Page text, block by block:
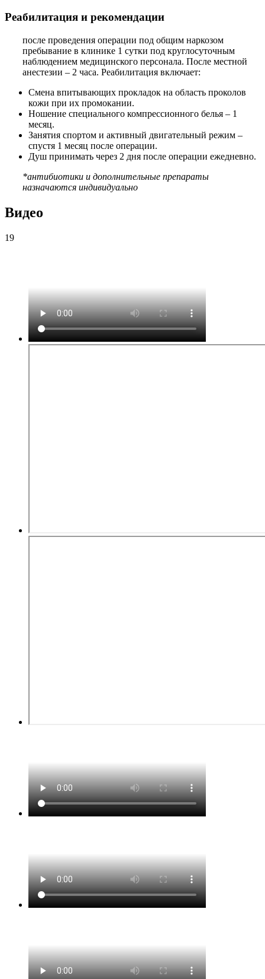
Реабилитация и рекомендации
после проведения операции под общим наркозом
пребывание в клинике 1 сутки под круглосуточным
наблюдением медицинского персонала. После местной
анестезии – 2 часа. Реабилитация включает:
Смена впитывающих прокладок на область проколов
кожи при их промокании.
Ношение специального компрессионного белья – 1
месяц.
Занятия спортом и активный двигательный режим –
спустя 1 месяц после операции.
Душ принимать через 2 дня после операции ежедневно.
*антибиотики и дополнительные препараты
назначаются индивидуально
Видео
19